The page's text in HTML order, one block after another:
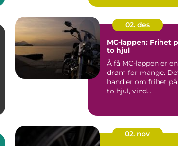
02. des
MC-lappen: Frihet
to hjul
Å få MC-lappen er en
drøm for mange.
handler om frihet på
to hjul, vind...
02. nov